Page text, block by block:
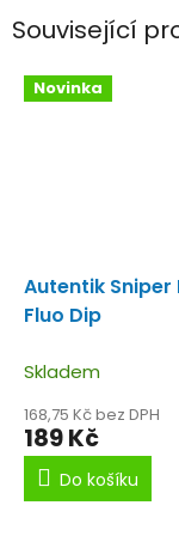
Související
Novinka
Autentik Sniper
Fluo Dip
Skladem
168,75 Kč bez DPH
189 Kč
Do košíku